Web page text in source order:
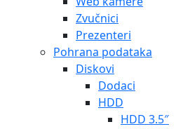
Zvučnici
Prezenteri
Pohrana podataka
Diskovi
Dodaci
HDD
HDD 3.5″